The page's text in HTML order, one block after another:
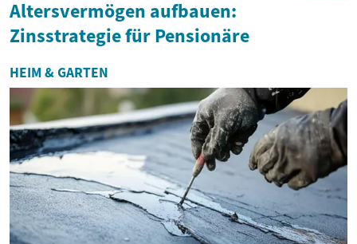
Altersvermögen aufbauen:
Zinsstrategie für Pensionäre
HEIM & GARTEN